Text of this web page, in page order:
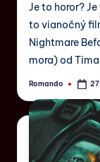
Je to horor?
to vianočný
Nightmare
mora) od
Romando